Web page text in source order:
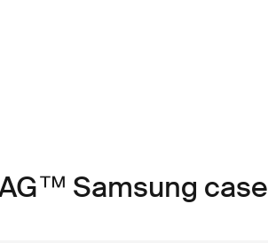
Samsung case